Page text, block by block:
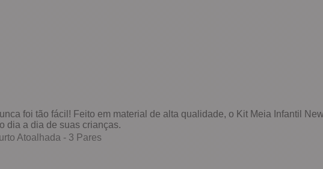
foi tão fácil! Feito em material de alta qualidade, o Kit Meia Infantil
dia a dia de suas crianças.
Atoalhada - 3 Pares